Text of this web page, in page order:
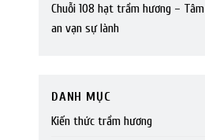
Chuỗi 108 hạt trầm hương – Tâm
an vạn sự lành
DANH MỤC
Kiến thức trầm hương